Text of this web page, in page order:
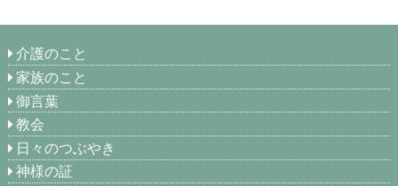
介護のこと
家族のこと
御言葉
教会
日々のつぶやき
神様の証